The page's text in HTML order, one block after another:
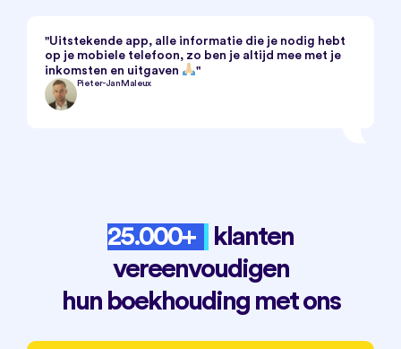
"Uitstekende app, alle informatie die je nodig hebt
op je mobiele telefoon, zo ben je altijd mee met je
inkomsten en uitgaven
"
Pieter-Jan Maleux
25.000+
klanten
vereenvoudigen
hun boekhouding met ons